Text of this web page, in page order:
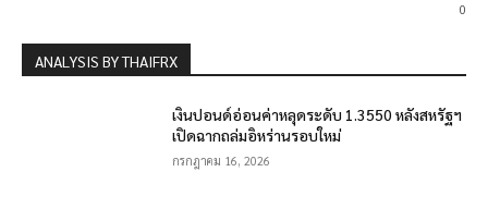
0
ANALYSIS BY THAIFRX
เงินปอนด์อ่อนค่าหลุดระดับ 1.3550 หลังสหรัฐฯ
เปิดฉากถล่มอิหร่านรอบใหม่
กรกฎาคม 16, 2026